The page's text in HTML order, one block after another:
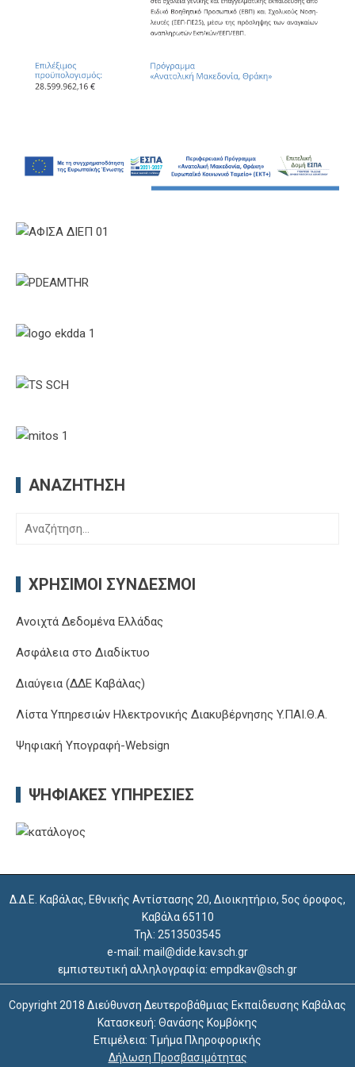
ΑΝΑΖΉΤΗΣΗ
Αναζήτηση
ΧΡΉΣΙΜΟΙ ΣΎΝΔΕΣΜΟΙ
Ανοιχτά Δεδομένα Ελλάδας
Ασφάλεια στο Διαδίκτυο
Διαύγεια (ΔΔΕ Καβάλας)
Λίστα Υπηρεσιών Ηλεκτρονικής Διακυβέρνησης Y.ΠΑΙ.Θ.Α.
Ψηφιακή Υπογραφή-Websign
ΨΗΦΙΑΚΈΣ ΥΠΗΡΕΣΊΕΣ
Δ.Δ.Ε. Καβάλας, Εθνικής Αντίστασης 20, Διοικητήριο, 5ος όροφος,
Καβάλα 65110
Τηλ: 2513503545
e-mail: mail@dide.kav.sch.gr
εμπιστευτική αλληλογραφία: empdkav@sch.gr
Copyright 2018 Διεύθυνση Δευτεροβάθμιας Εκπαίδευσης Καβάλας
Κατασκευή: Θανάσης Κομβόκης
Επιμέλεια: Τμήμα Πληροφορικής
Δήλωση Προσβασιμότητας